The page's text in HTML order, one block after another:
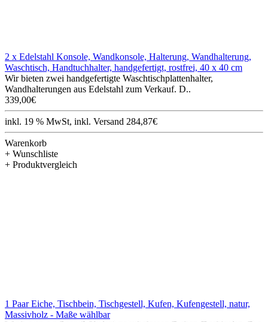
2 x Edelstahl Konsole, Wandkonsole, Halterung, Wandhalterung,
Waschtisch, Handtuchhalter, handgefertigt, rostfrei, 40 x 40 cm
Wir bieten zwei handgefertigte Waschtischplattenhalter,
Wandhalterungen aus Edelstahl zum Verkauf. D..
339,00€
inkl. 19 % MwSt, inkl. Versand 284,87€
Warenkorb
+ Wunschliste
+ Produktvergleich
1 Paar Eiche, Tischbein, Tischgestell, Kufen, Kufengestell, natur,
Massivholz - Maße wählbar